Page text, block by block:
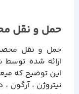
حمل و نقل
حمل و نقل
ارائه شده توسط
این توضیح که
نیتروژن ، آرگون